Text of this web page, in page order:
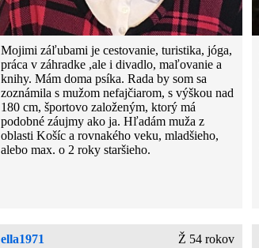
Mojimi záľubami je cestovanie, turistika, jóga,
práca v záhradke ,ale i divadlo, maľovanie a
knihy. Mám doma psíka. Rada by som sa
zoznámila s mužom nefajčiarom, s výškou nad
180 cm, športovo založeným, ktorý má
podobné záujmy ako ja. Hľadám muža z
oblasti Košíc a rovnakého veku, mladšieho,
alebo max. o 2 roky staršieho.
ella1971 Ž 54 rokov